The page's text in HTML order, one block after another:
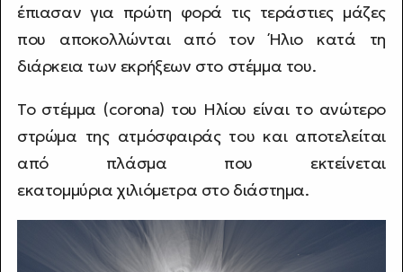
έπιασαν για πρώτη φορά τις τεράστιες μάζες
που αποκολλώνται από τον Ήλιο κατά τη
διάρκεια των εκρήξεων στο στέμμα του.
Το στέμμα (corona) του Ηλίου είναι το ανώτερο
στρώμα της ατμόσφαιράς του και αποτελείται
από πλάσμα που εκτείνεται
εκατομμύρια χιλιόμετρα στο διάστημα.